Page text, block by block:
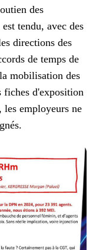
des
tendu, avec des
directions des
de temps de
mobilisation des
fiches d'exposition
les employeurs ne